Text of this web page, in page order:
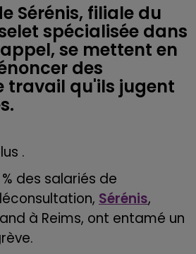
Sérénis, filiale du
spécialisée dans
se mettent en
des
travail qu'ils jugent
.
des salariés de
Sérénis,
à Reims, ont entamé un